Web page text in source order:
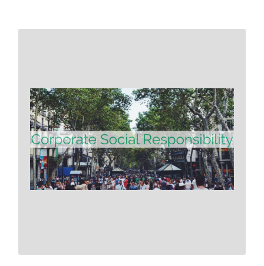
Responsibility ist eine Thematik,
die in den letzten Jahren
konstant an Bedeutung
gewonnen hat, und beschreibt
die Übernahme von
gesellschaftlicher Verantwortung
durch Unternehmen.